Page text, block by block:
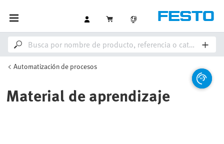
Automatización de procesos
Material de aprendizaje